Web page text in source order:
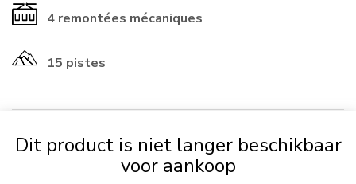
4 remontées mécaniques
15 pistes
​INFORMATIONS ℹ️​
Dit product is niet langer beschikbaar
voor aankoop